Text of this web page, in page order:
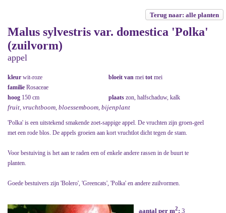
Terug naar: alle planten
Malus sylvestris var. domestica 'Polka'
(zuilvorm)
appel
kleur wit-roze bloeit van mei tot mei
familie Rosaceae
hoog 150 cm plaats zon, halfschaduw, kalk
fruit, vruchtboom, bloessemboom, bijenplant
'Polka' is een uitstekend smakende zoet-sappige appel. De vruchten zijn groen-geel
met een rode blos. De appels groeien aan kort vruchtlot dicht tegen de stam.
Voor bestuiving is het aan te raden een of enkele andere rassen in de buurt te
planten.
Goede bestuivers zijn 'Bolero', 'Greencats', 'Polka' en andere zuilvormen.
aantal per m2: 3